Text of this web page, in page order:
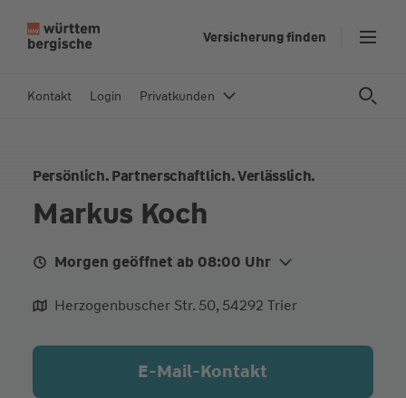
In
Versicherung finden
Kontakt Login Privatkunden
Persönlich. Partnerschaftlich. Verlässlich.
Markus Koch
Morgen geöffnet ab 08:00 Uhr
Mo.
08:00 - 18:00
Herzogenbuscher Str. 50, 54292 Trier
E-Mail-Kontakt